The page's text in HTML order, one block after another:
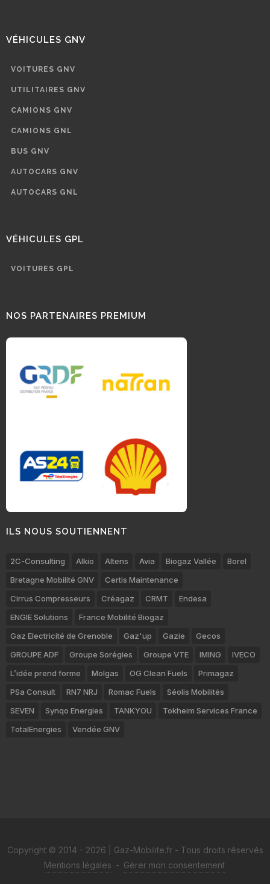
VÉHICULES GNV
VOITURES GNV
UTILITAIRES GNV
CAMIONS GNV
CAMIONS GNL
BUS GNV
AUTOCARS GNV
AUTOCARS GNL
VÉHICULES GPL
VOITURES GPL
NOS PARTENAIRES PREMIUM
ILS NOUS SOUTIENNENT
2C-Consulting Alkio Altens Avia Biogaz Vallée
Borel
Bretagne Mobilité GNV
Certis Maintenance
Cirrus Compresseurs
Créagaz CRMT
Endesa
ENGIE Solutions
France Mobilité Biogaz
Gaz Electricité de Grenoble
Gaz'up Gazie
Gecos
GROUPE ADF
Groupe Sorégies Groupe VTE IMING
IVECO
L’idée prend forme
Molgas OG Clean Fuels
Primagaz
PSa Consult
RN7 NRJ Romac Fuels
Séolis Mobilités
SEVEN
Synqo Energies TANKYOU
Tokheim Services France
TotalEnergies
Vendée GNV
Copyright © 2014 - 2026 | Gaz-Mobilite.fr - Tous droits réservés
Mentions légales - Gérer mon consentement